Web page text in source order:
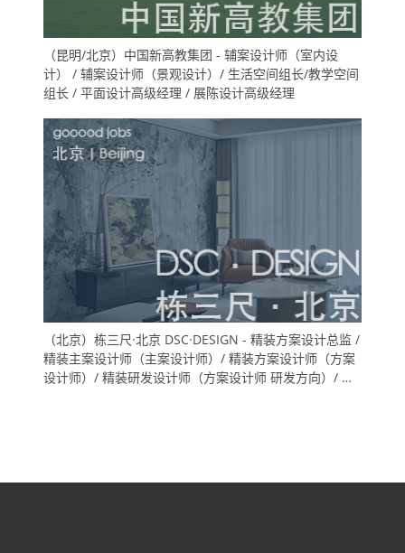
（昆明/北京）中国新高教集团 - 辅案设计师（室内设
计） / 辅案设计师（景观设计）/ 生活空间组长/教学空间
组长 / 平面设计高级经理 / 展陈设计高级经理
（北京）栋三尺·北京 DSC·DESIGN - 精装方案设计总监 /
精装主案设计师（主案设计师）/ 精装方案设计师（方案
设计师）/ 精装研发设计师（方案设计师 研发方向）/ 精